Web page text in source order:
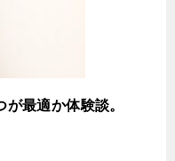
最適か体験談。